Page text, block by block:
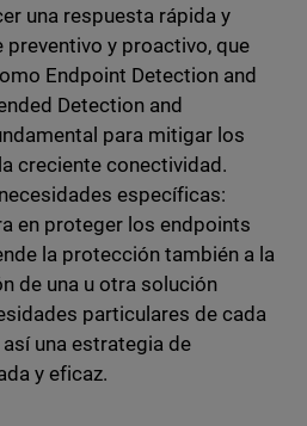
una respuesta rápida y
y proactivo, que
Endpoint Detection and
Detection and
para mitigar los
creciente conectividad.
específicas:
en proteger los endpoints
la protección también a la
de una u otra solución
particulares de cada
una estrategia de
y eficaz.